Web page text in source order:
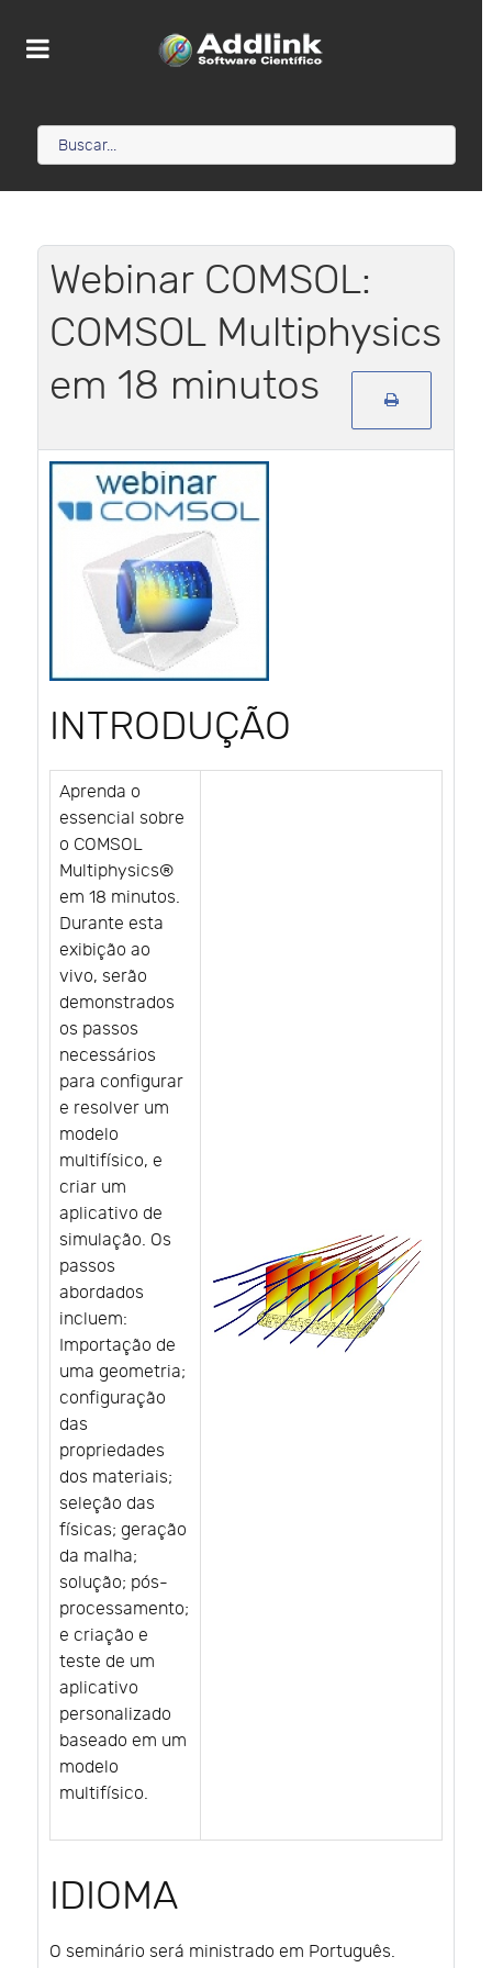
Webinar COMSOL:
COMSOL Multiphysics
em 18 minutos
INTRODUÇÃO
Aprenda o
essencial sobre
o COMSOL
Multiphysics®
em 18 minutos.
Durante esta
exibição ao
vivo, serão
demonstrados
os passos
necessários
para configurar
e resolver um
modelo
multifísico, e
criar um
aplicativo de
simulação. Os
passos
abordados
incluem:
Importação de
uma geometria;
configuração
das
propriedades
dos materiais;
seleção das
físicas; geração
da malha;
solução; pós-
processamento;
e criação e
teste de um
aplicativo
personalizado
baseado em um
modelo
multifísico.
IDIOMA
O seminário será ministrado em Português.